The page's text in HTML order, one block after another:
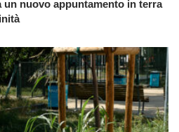
nuovo appuntamento in terra